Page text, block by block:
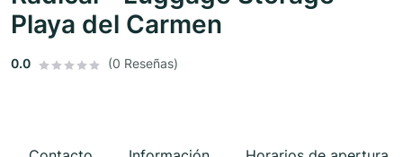
Playa del Carmen
0.0 (0 Reseñas)